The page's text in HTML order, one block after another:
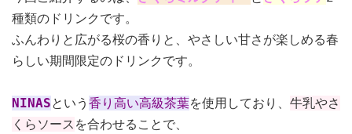
種類のドリンクです。
ふんわりと広がる桜の香りと、やさしい甘さが楽しめる春
らしい期間限定のドリンクです。
NINASという 香り高い高級茶葉を使用しており、 牛乳やさ
くらソース を合わせることで、